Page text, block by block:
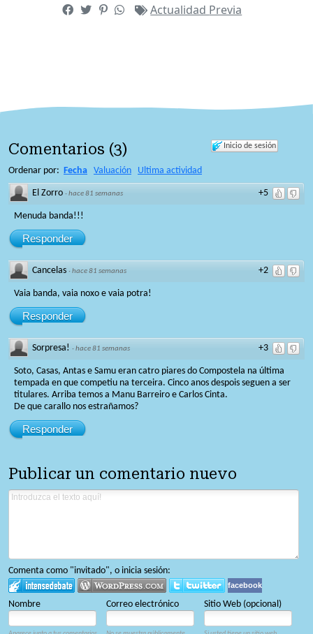
Actualidad Previa
Inicio de sesión
Comentarios (3)
Ordenar por: Fecha Valuación Ultima actividad
+5
El Zorro ·hace 81 semanas
Menuda banda!!!
Responder
+2
Cancelas ·hace 81 semanas
Vaia banda, vaia noxo e vaia potra!
Responder
+3
Sorpresa! ·hace 81 semanas
Soto, Casas, Antas e Samu eran catro piares do Compostela na última
tempada en que competiu na terceira. Cinco anos despois seguen a ser
titulares. Arriba temos a Manu Barreiro e Carlos Cinta.
De que carallo nos estrañamos?
Responder
Publicar un comentario nuevo
Comenta como "invitado", o inicia sesión:
facebook
Nombre Correo electrónico Sitio Web (opcional)